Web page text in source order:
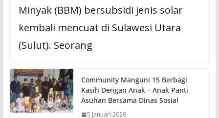
Minyak (BBM) bersubsidi jenis solar
kembali mencuat di Sulawesi Utara
(Sulut). Seorang
Community Manguni 15 Berbagi
Kasih Dengan Anak – Anak Panti
Asuhan Bersama Dinas Sosial
5 Januari 2026